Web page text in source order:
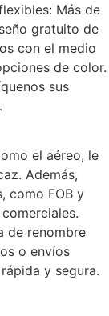
Más de
gratuito de
con el medio
de color.
sus
el aéreo, le
Además,
como FOB y
de renombre
o envíos
y segura.